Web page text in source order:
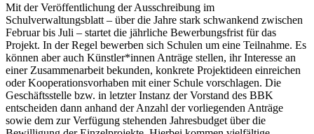
Mit der Veröffentlichung der Ausschreibung im
Schulverwaltungsblatt – über die Jahre stark schwankend zwischen
Februar bis Juli – startet die jährliche Bewerbungsfrist für das
Projekt. In der Regel bewerben sich Schulen um eine Teilnahme. Es
können aber auch Künstler*innen Anträge stellen, ihr Interesse an
einer Zusammenarbeit bekunden, konkrete Projektideen einreichen
oder Kooperationsvorhaben mit einer Schule vorschlagen. Die
Geschäftsstelle bzw. in letzter Instanz der Vorstand des BBK
entscheiden dann anhand der Anzahl der vorliegenden Anträge
sowie dem zur Verfügung stehenden Jahresbudget über die